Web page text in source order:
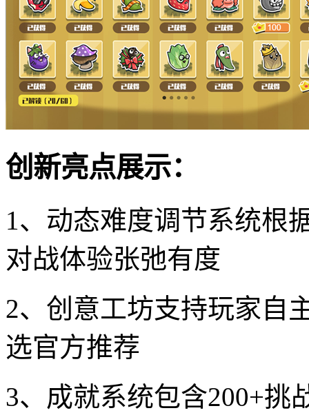
创新亮点展示：
1、动态难度调节系统根
对战体验张弛有度
2、创意工坊支持玩家自
选官方推荐
3、成就系统包含200+挑